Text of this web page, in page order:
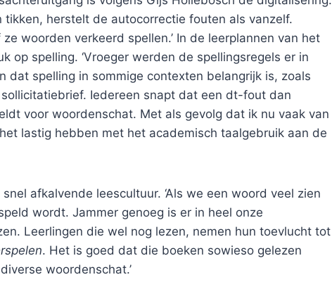
tikken, herstelt de autocorrectie fouten als vanzelf.
woorden verkeerd spellen.’ In de leerplannen van het
op spelling. ‘Vroeger werden de spellingsregels er in
dat spelling in sommige contexten belangrijk is, zoals
Iedereen snapt dat een dt-fout dan
voor woordenschat. Met als gevolg dat ik nu vaak van
lastig hebben met het academisch taalgebruik aan de
afkalvende leescultuur. ‘Als we een woord veel zien
wordt. Jammer genoeg is er in heel onze
Leerlingen die wel nog lezen, nemen hun toevlucht tot
. Het is goed dat die boeken sowieso gelezen
woordenschat.’